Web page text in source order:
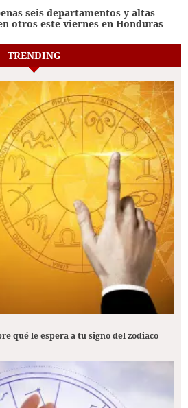
seis departamentos y altas
otros este viernes en Honduras
TRENDING
qué le espera a tu signo del zodiaco